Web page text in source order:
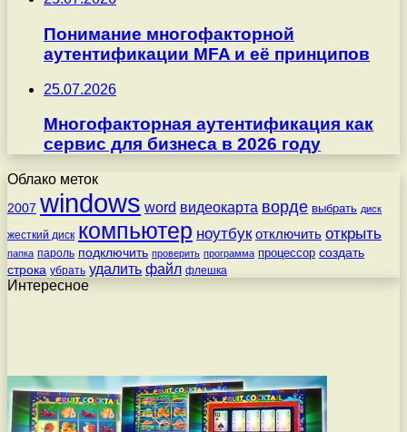
Понимание многофакторной
аутентификации MFA и её принципов
25.07.2026
Многофакторная аутентификация как
сервис для бизнеса в 2026 году
Облако меток
2007 windows word видеокарта ворде выбрать диск
жесткий диск компьютер ноутбук отключить открыть
папка пароль подключить проверить программа процессор создать
строка убрать удалить файл флешка
Интересное